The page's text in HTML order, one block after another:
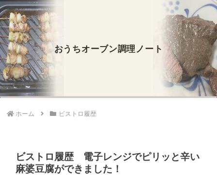
おうちオーブン調理ノート
ホーム ビストロ履歴
ビストロ履歴 電子レンジでピリッと辛い
麻婆豆腐ができました！